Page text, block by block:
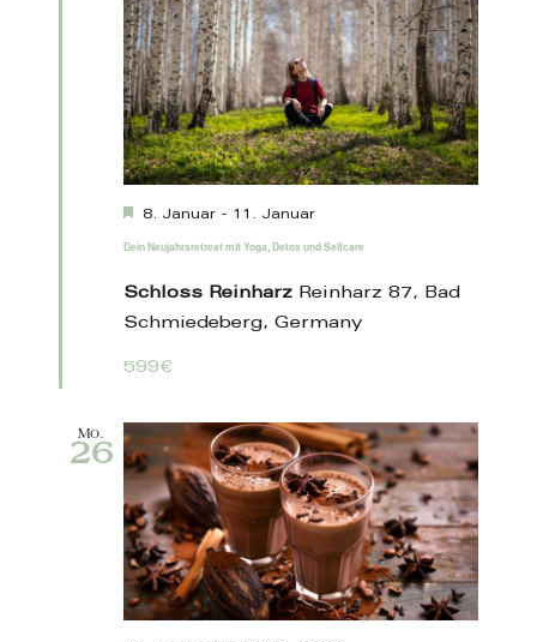
Dein Neujahrsretreat mit Yoga, Detox und Selfcare
Hervorgehoben
8. Januar - 11. Januar
Schloss Reinharz Reinharz 87, Bad
Schmiedeberg, Germany
599€
Mo.
26